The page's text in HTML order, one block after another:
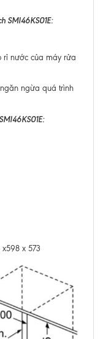
SMI46KS01E:
rỉ nước của máy rửa
ngừa quá trình
x 573